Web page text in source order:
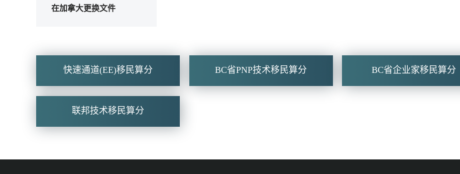
在加拿大更换文件
快速通道(EE)移民算分 BC省PNP技术移民算分 BC省企业家移民算分
联邦技术移民算分